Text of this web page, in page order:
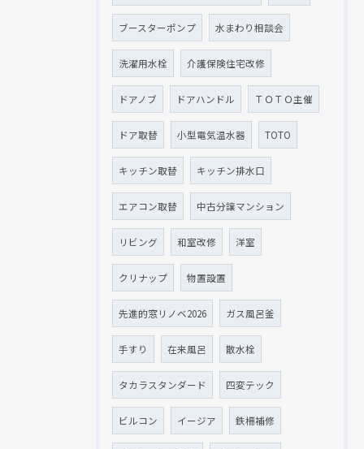
ブースターポンプ 水まわり相談会
洗濯用水栓 介護保険住宅改修
ドアノブ ドアハンドル ＴＯＴＯ主催
ドア取替 小型電気温水器 TOTO
キッチン取替 キッチン排水口
エアコン取替 中古分譲マンション
リビング 和室改修 洋室
クリナップ 物置設置
先進的窓リノベ2026 ガス風呂釜
手すり 在来風呂 散水栓
タカラスタンダード 四変テック
ビルコン イージア 鉄柵補修